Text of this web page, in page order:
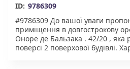
ID: 9786309
#9786309 До вашої уваги
приміщення в довгострокову
Оноре де Бальзака . 42/20 , яка
поверсі 2 поверхової будівлі.